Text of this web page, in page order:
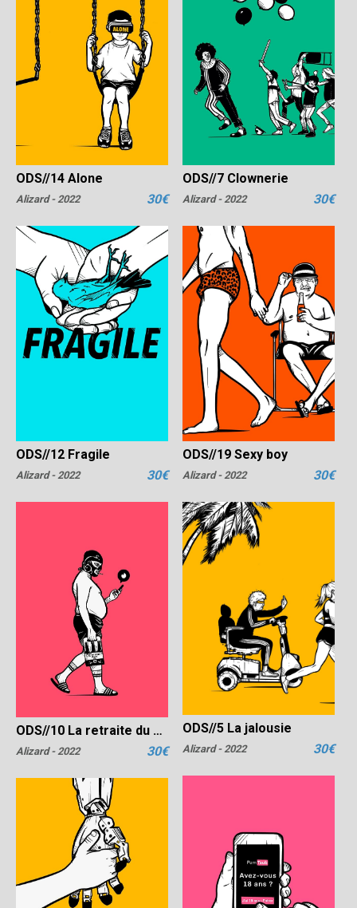
ODS//14 Alone
Alizard - 2022 30€
ODS//7 Clownerie
Alizard - 2022 30€
ODS//19 Sexy boy
Alizard - 2022 30€
ODS//12 Fragile
Alizard - 2022 30€
ODS//5 La jalousie
Alizard - 2022 30€
ODS//10 La retraite du guerrier
Alizard - 2022 30€